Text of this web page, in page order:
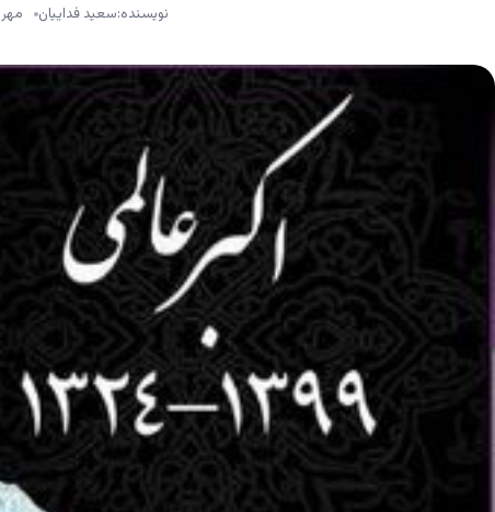
نویسنده:سعید فداییان مهر ۲۸, ۱۳۹۹